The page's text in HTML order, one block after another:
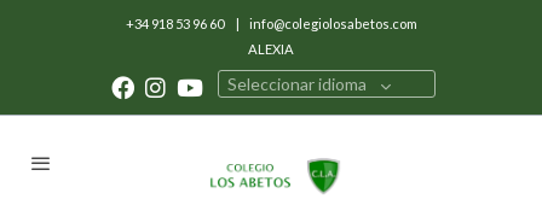
+34 918 53 96 60 |
info@colegiolosabetos.com
ALEXIA
Seleccionar idioma